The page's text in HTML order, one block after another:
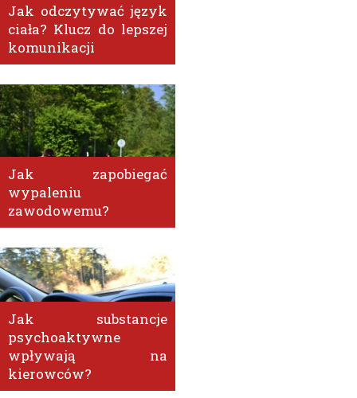
Jak odczytywać język
ciała? Klucz do lepszej
komunikacji
Jak zapobiegać
wypaleniu
zawodowemu?
Jak substancje
psychoaktywne
wpływają na
kierowców?